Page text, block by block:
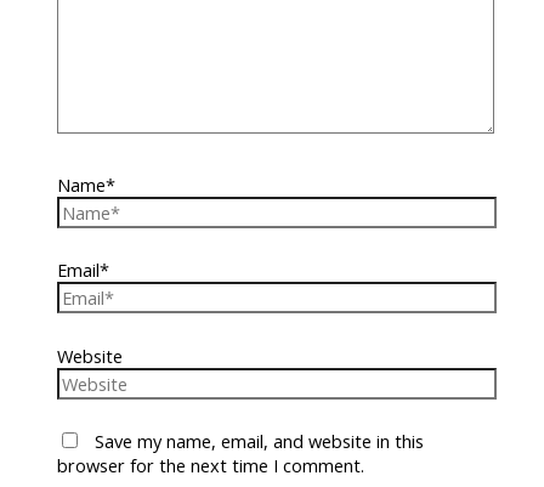
Name*
Email*
Website
Save my name, email, and website in this
browser for the next time I comment.